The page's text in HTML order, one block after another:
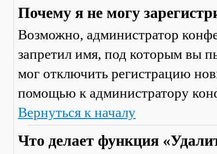
Почему я не могу
Возможно, администратор
запретил имя, под которым вы
мог отключить регистрацию
помощью к администратору
Вернуться к началу
Что делает функция